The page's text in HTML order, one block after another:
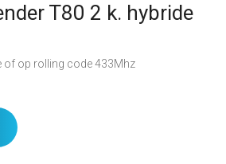
T80 2 k. hybride
of op rolling code 433Mhz